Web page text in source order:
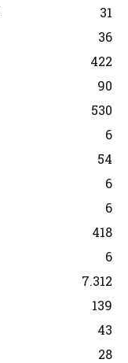
31
36
422
90
530
6
54
6
6
418
6
7.312
139
43
28